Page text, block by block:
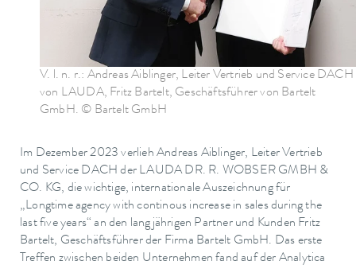
V. l. n. r.: Andreas Aiblinger, Leiter Vertrieb und Service DACH
von LAUDA, Fritz Bartelt, Geschäftsführer von Bartelt
GmbH. © Bartelt GmbH
Im Dezember 2023 verlieh Andreas Aiblinger, Leiter Vertrieb
und Service DACH der LAUDA DR. R. WOBSER GMBH &
CO. KG, die wichtige, internationale Auszeichnung für
„Longtime agency with continous increase in sales during the
last five years“ an den langjährigen Partner und Kunden Fritz
Bartelt, Geschäftsführer der Firma Bartelt GmbH. Das erste
Treffen zwischen beiden Unternehmen fand auf der Analytica